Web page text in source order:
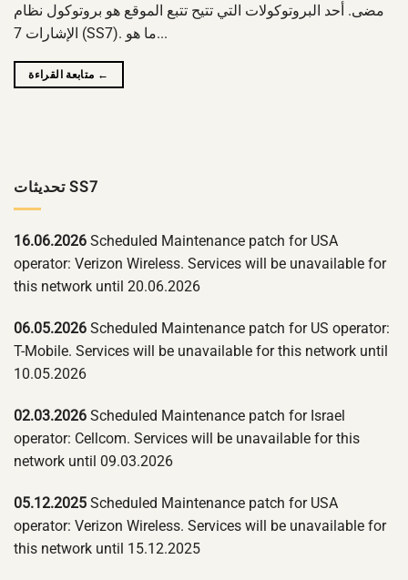
مضى. أحد البروتوكولات التي تتيح تتبع الموقع هو بروتوكول نظام
الإشارات 7 (SS7). ما هو...
←
تحديثات SS7
16.06.2026 Scheduled Maintenance patch for USA
operator: Verizon Wireless. Services will be unavailable for
this network until 20.06.2026
06.05.2026 Scheduled Maintenance patch for US operator:
T-Mobile. Services will be unavailable for this network until
10.05.2026
02.03.2026 Scheduled Maintenance patch for Israel
operator: Cellcom. Services will be unavailable for this
network until 09.03.2026
05.12.2025 Scheduled Maintenance patch for USA
operator: Verizon Wireless. Services will be unavailable for
this network until 15.12.2025